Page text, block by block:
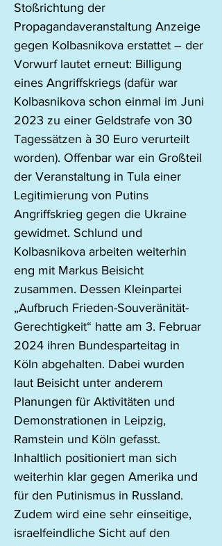
Stoßrichtung der
Propagandaveranstaltung Anzeige
gegen Kolbasnikova erstattet – der
Vorwurf lautet erneut: Billigung
eines Angriffskriegs (dafür war
Kolbasnikova schon einmal im Juni
2023 zu einer Geldstrafe von 30
Tagessätzen à 30 Euro verurteilt
worden). Offenbar war ein Großteil
der Veranstaltung in Tula einer
Legitimierung von Putins
Angriffskrieg gegen die Ukraine
gewidmet. Schlund und
Kolbasnikova arbeiten weiterhin
eng mit Markus Beisicht
zusammen. Dessen Kleinpartei
„Aufbruch Frieden-Souveränität-
Gerechtigkeit“ hatte am 3. Februar
2024 ihren Bundesparteitag in
Köln abgehalten. Dabei wurden
laut Beisicht unter anderem
Planungen für Aktivitäten und
Demonstrationen in Leipzig,
Ramstein und Köln gefasst.
Inhaltlich positioniert man sich
weiterhin klar gegen Amerika und
für den Putinismus in Russland.
Zudem wird eine sehr einseitige,
israelfeindliche Sicht auf den